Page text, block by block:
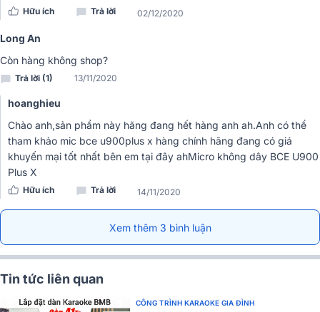
Tay Micro chạy bằng pin AA, một loại pin thông dụng, dễ kiếm, tuổi
thọ pin cũng được lâu bền, hát liên tục nhiều giờ liền không lo hết
pin. Đặc biệt, bạn có thể sử dụng Micro không dây AAP K500 lên
nhiều giờ mà không lo bị quá tải.
Dễ dàng phối ghép
Micro không dây AAP-K500 không kén chọn các thiết bị âm thanh
nên bạn hoàn toàn có thể dễ dàng phối ghép các thiết bị một cách
dễ dàng đáp ứng mọi nhu cầu lớn nhỏ và đa dạng của người dùng.
Hữu ích Trả lời 02/12/2020
Long An
Còn hàng không shop?
Trả lời (1) 13/11/2020
hoanghieu
Chào anh,sản phẩm này hãng đang hết hàng anh ah.Anh có thể
tham khảo mic bce u900plus x hàng chính hãng đang có giá
khuyến mại tốt nhất bên em tại đây ahMicro không dây BCE U900
Plus X
Hữu ích Trả lời 14/11/2020
Xem thêm 3 bình luận
Tin tức liên quan
CÔNG TRÌNH KARAOKE GIA ĐÌNH